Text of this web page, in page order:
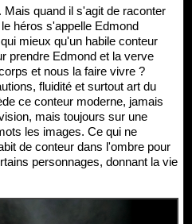
Mais quand il s'agit de raconter
héros s'appelle Edmond
mieux qu'un habile conteur
prendre Edmond et la verve
et nous la faire vivre ?
fluidité et surtout art du
ce conteur moderne, jamais
mais toujours sur une
les images. Ce qui ne
de conteur dans l'ombre pour
personnages, donnant la vie